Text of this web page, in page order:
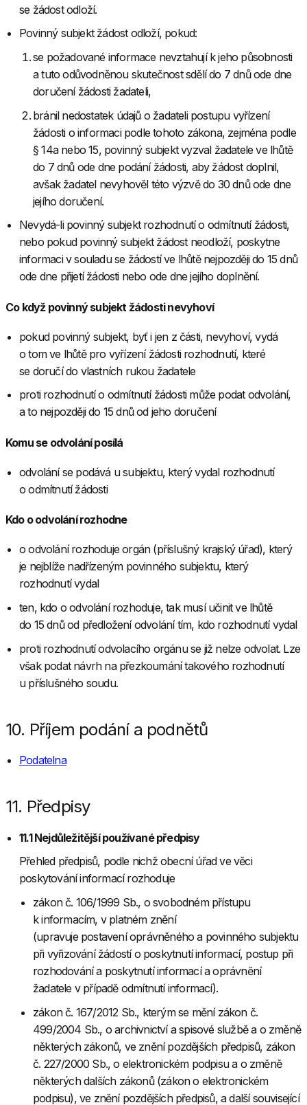
se žádost odloží.
Povinný subjekt žádost odloží, pokud:
se požadované informace nevztahují k jeho působnosti
a tuto odůvodněnou skutečnost sdělí do 7 dnů ode dne
doručení žádosti žadateli,
bránil nedostatek údajů o žadateli postupu vyřízení
žádosti o informaci podle tohoto zákona, zejména podle
§ 14a nebo 15, povinný subjekt vyzval žadatele ve lhůtě
do 7 dnů ode dne podání žádosti, aby žádost doplnil,
avšak žadatel nevyhověl této výzvě do 30 dnů ode dne
jejího doručení.
Nevydá-li povinný subjekt rozhodnutí o odmítnutí žádosti,
nebo pokud povinný subjekt žádost neodloží, poskytne
informaci v souladu se žádostí ve lhůtě nejpozději do 15 dnů
ode dne přijetí žádosti nebo ode dne jejího doplnění.
Co když povinný subjekt žádosti nevyhoví
pokud povinný subjekt, byť i jen z části, nevyhoví, vydá
o tom ve lhůtě pro vyřízení žádosti rozhodnutí, které
se doručí do vlastních rukou žadatele
proti rozhodnutí o odmítnutí žádosti může podat odvolání,
a to nejpozději do 15 dnů od jeho doručení
Komu se odvolání posílá
odvolání se podává u subjektu, který vydal rozhodnutí
o odmítnutí žádosti
Kdo o odvolání rozhodne
o odvolání rozhoduje orgán (příslušný krajský úřad), který
je nejblíže nadřízeným povinného subjektu, který
rozhodnutí vydal
ten, kdo o odvolání rozhoduje, tak musí učinit ve lhůtě
do 15 dnů od předložení odvolání tím, kdo rozhodnutí vydal
proti rozhodnutí odvolacího orgánu se již nelze odvolat. Lze
však podat návrh na přezkoumání takového rozhodnutí
u příslušného soudu.
10. Příjem podání a podnětů
Podatelna
11. Předpisy
11.1 Nejdůležitější používané předpisy
Přehled předpisů, podle nichž obecní úřad ve věci
poskytování informací rozhoduje
zákon č. 106/1999 Sb., o svobodném přístupu
k informacím, v platném znění
(upravuje postavení oprávněného a povinného subjektu
při vyřizování žádostí o poskytnutí informací, postup při
rozhodování a poskytnutí informací a oprávnění
žadatele v případě odmítnutí informací).
zákon č. 167/2012 Sb., kterým se mění zákon č.
499/2004 Sb., o archivnictví a spisové službě a o změně
některých zákonů, ve znění pozdějších předpisů, zákon
č. 227/2000 Sb., o elektronickém podpisu a o změně
některých dalších zákonů (zákon o elektronickém
podpisu), ve znění pozdějších předpisů, a další související